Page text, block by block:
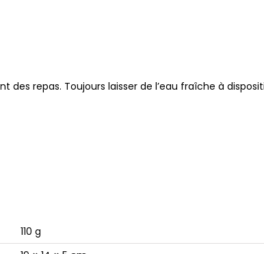
des repas. Toujours laisser de l’eau fraîche à
110 g